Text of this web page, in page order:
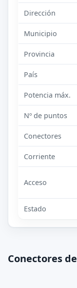
Dirección
Municipio
Provincia
País
Potencia máx.
Nº de puntos
Conectores
Corriente
Acceso
Estado
Conectores